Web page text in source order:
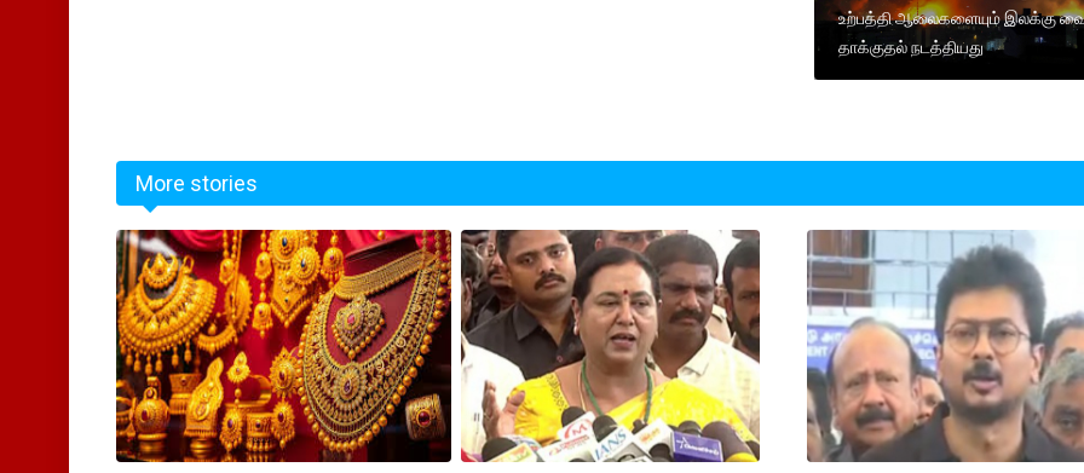
உற்பத்தி ஆலைகளையும் இலக்கு
தாக்குதல் நடத்தியது
More stories